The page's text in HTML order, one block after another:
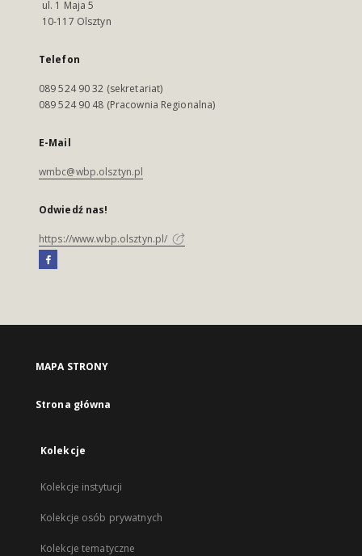
ul. 1 Maja 5
10-117 Olsztyn
Telefon
089 524 90 32 (sekretariat)
089 524 90 48 (Pracownia Regionalna)
E-Mail
wmbc@wbp.olsztyn.pl
Odwiedź nas!
https://www.wbp.olsztyn.pl/
MAPA STRONY
Strona główna
Kolekcje
Kolekcje instytucji
Kolekcje osób prywatnych
Kolekcje tematyczne